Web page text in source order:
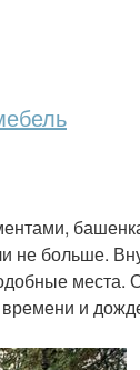
не больше.
места.
и